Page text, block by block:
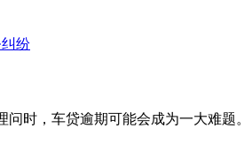
纷
时，车贷逾期可能会成为一大难